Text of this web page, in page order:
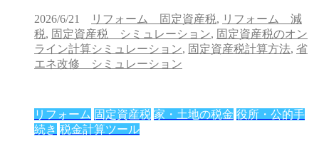
2026/6/21 リフォーム 固定資産税, リフォーム 減
税, 固定資産税 シミュレーション, 固定資産税のオン
ライン計算シミュレーション, 固定資産税計算方法, 省
エネ改修 シミュレーション
リフォーム 固定資産税 家・土地の税金 役所・公的手
続き 税金計算ツール